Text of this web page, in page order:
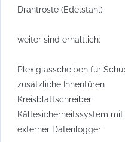
Drahtroste (Edelstahl)
weiter sind erhältlich:
Plexiglasscheiben für
zusätzliche Innentüren
Kreisblattschreiber
Kältesicherheitssystem
externer Datenlogger